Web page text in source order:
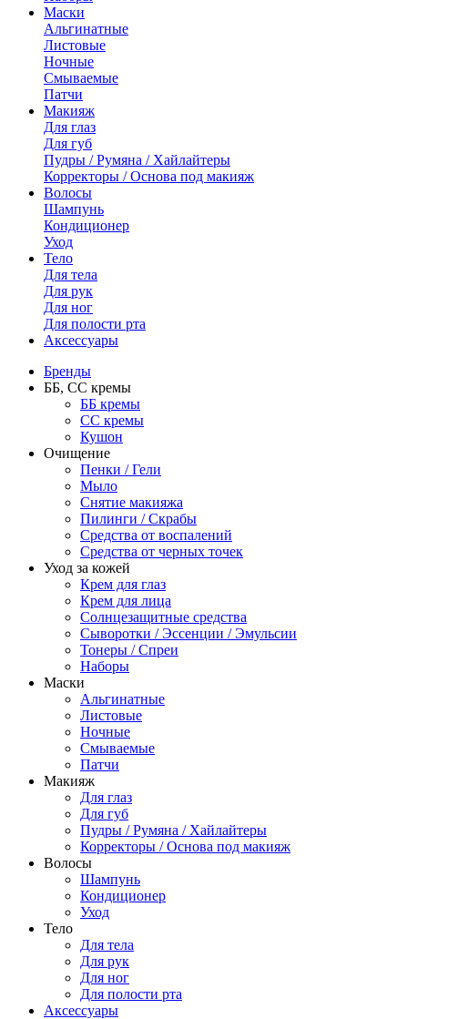
Маски
Альгинатные
Листовые
Ночные
Смываемые
Патчи
Макияж
Для глаз
Для губ
Пудры / Румяна / Хайлайтеры
Корректоры / Основа под макияж
Волосы
Шампунь
Кондиционер
Уход
Тело
Для тела
Для рук
Для ног
Для полости рта
Аксессуары
Бренды
ББ, СС кремы
ББ кремы
CC кремы
Кушон
Очищение
Пенки / Гели
Мыло
Снятие макияжа
Пилинги / Скрабы
Средства от воспалений
Средства от черных точек
Уход за кожей
Крем для глаз
Крем для лица
Солнцезащитные средства
Сыворотки / Эссенции / Эмульсии
Тонеры / Спреи
Наборы
Маски
Альгинатные
Листовые
Ночные
Смываемые
Патчи
Макияж
Для глаз
Для губ
Пудры / Румяна / Хайлайтеры
Корректоры / Основа под макияж
Волосы
Шампунь
Кондиционер
Уход
Тело
Для тела
Для рук
Для ног
Для полости рта
Аксессуары